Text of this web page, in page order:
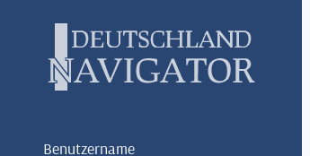
Benutzername